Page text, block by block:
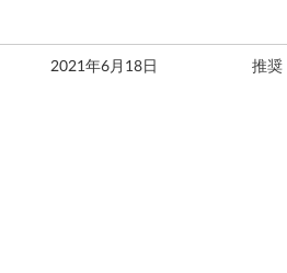
2021年6月18日 推奨